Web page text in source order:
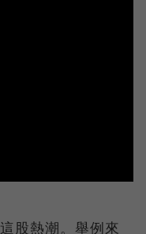
股熱潮。舉例來